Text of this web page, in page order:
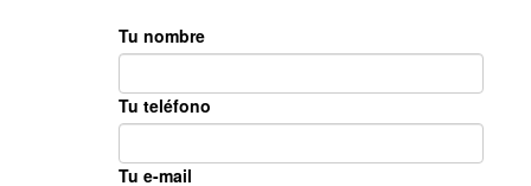
Tu nombre
Tu teléfono
Tu e-mail